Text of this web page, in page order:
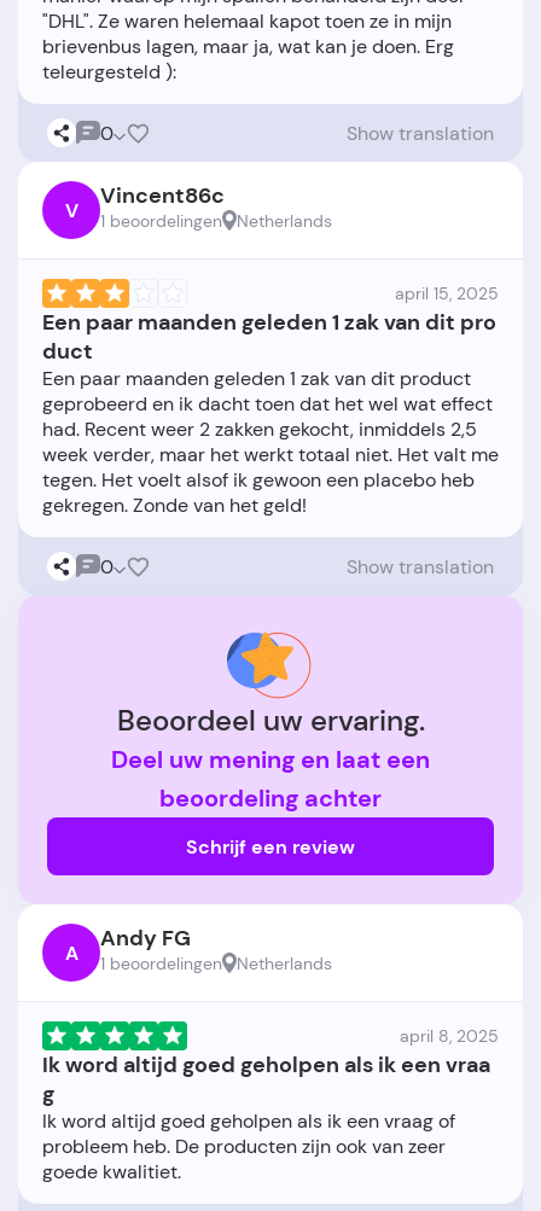
"DHL". Ze waren helemaal kapot toen ze in mijn
brievenbus lagen, maar ja, wat kan je doen. Erg
0 Show translation
V Vincent86c
1 beoordelingen Netherlands
april 15, 2025
Een paar maanden geleden 1 zak van dit pro
duct
Een paar maanden geleden 1 zak van dit product
geprobeerd en ik dacht toen dat het wel wat effect
had. Recent weer 2 zakken gekocht, inmiddels 2,5
week verder, maar het werkt totaal niet. Het valt me
tegen. Het voelt alsof ik gewoon een placebo heb
0 Show translation
Beoordeel uw ervaring.
Deel uw mening en laat een
beoordeling achter
Schrijf een review
A Andy FG
1 beoordelingen Netherlands
april 8, 2025
Ik word altijd goed geholpen als ik een vraa
g
Ik word altijd goed geholpen als ik een vraag of
probleem heb. De producten zijn ook van zeer